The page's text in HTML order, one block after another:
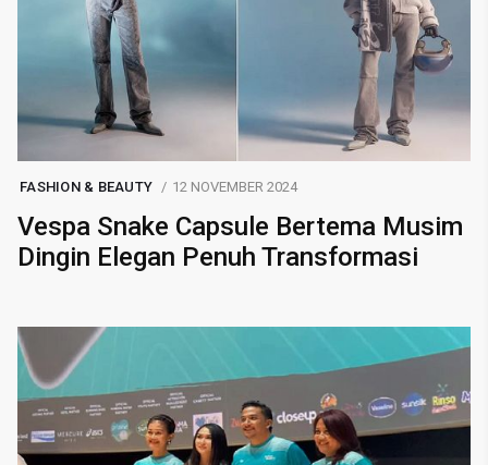
FASHION & BEAUTY 12 NOVEMBER 2024
Vespa Snake Capsule Bertema Musim
Dingin Elegan Penuh Transformasi